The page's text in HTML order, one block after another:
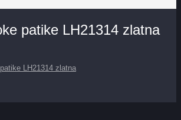
patike LH21314 zlatna
LH21314 zlatna